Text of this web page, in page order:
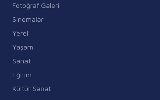
Fotoğraf Galeri
Sinemalar
Yerel
Yaşam
Sanat
Eğitim
Kültür Sanat